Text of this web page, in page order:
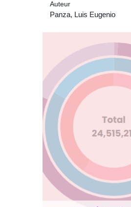
Auteur
Panza, Luis Eugenio